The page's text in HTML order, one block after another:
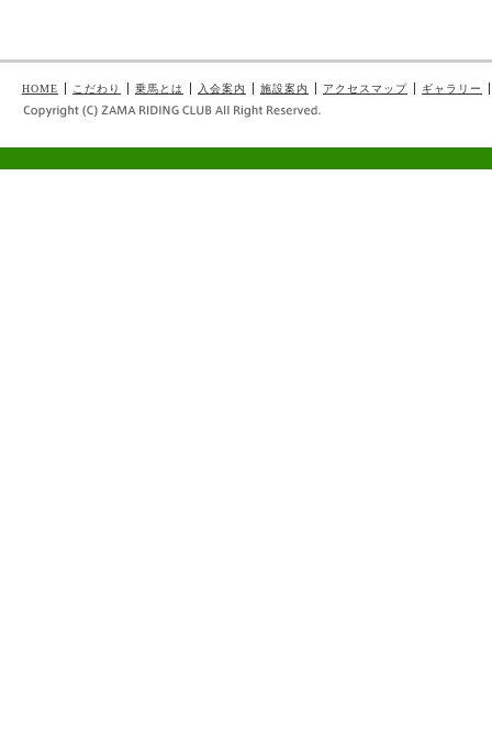
HOME こだわり 乗馬とは 入会案内 施設案内 アクセスマップ ギャラリー